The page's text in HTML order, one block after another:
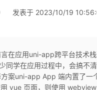
发表于 2023/10/19
言在应用uni-app跨平台技术
同学在应用过程中，会搞不
案uni-app App 端内置了一
vue 页面，则使用